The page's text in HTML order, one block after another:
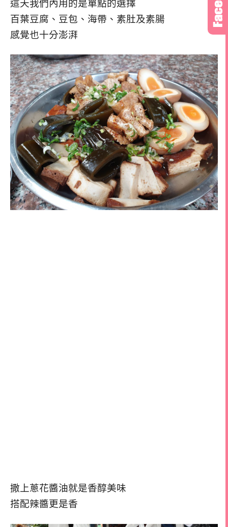
這天我們內用的是單點的選擇
百葉豆腐、豆包、海帶、素肚及素腸
感覺也十分澎湃
撒上蔥花醬油就是香醇美味
搭配辣醬更是香